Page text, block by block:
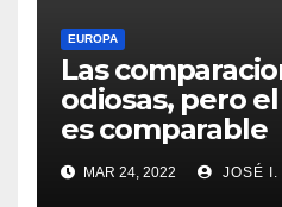
EUROPA
Las
odiosas, pero
es comparable
MAR 24, 2022 JOSÉ I.